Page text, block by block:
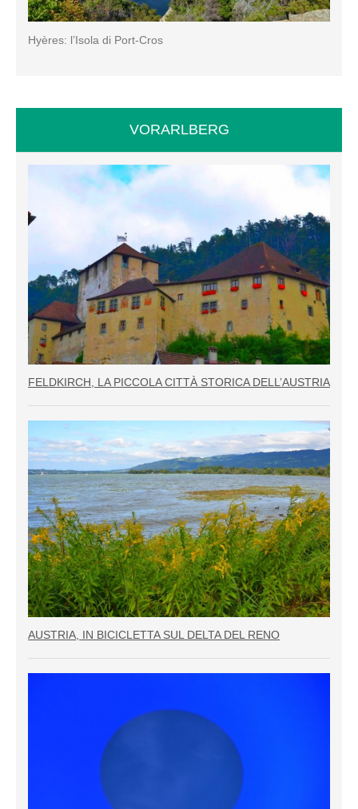
Hyères: l’Isola di Port-Cros
VORARLBERG
FELDKIRCH, LA PICCOLA CITTÀ STORICA DELL’AUSTRIA
AUSTRIA, IN BICICLETTA SUL DELTA DEL RENO